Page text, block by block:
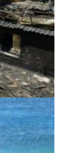
111.000